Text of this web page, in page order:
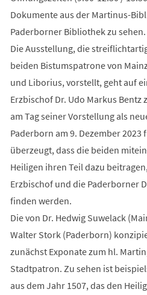
Dokumente aus der Martinus-
Paderborner Bibliothek zu sehen.
Die Ausstellung, die
beiden Bistumspatrone von
und Liborius, vorstellt, geht auf
Erzbischof Dr. Udo Markus
am Tag seiner Vorstellung als
Paderborn am 9. Dezember 2023
überzeugt, dass die beiden
Heiligen ihren Teil dazu
Erzbischof und die Paderborner
finden werden.
Die von Dr. Hedwig Suwelack
Walter Stork (Paderborn)
zunächst Exponate zum hl.
Stadtpatron. Zu sehen ist
aus dem Jahr 1507, das den